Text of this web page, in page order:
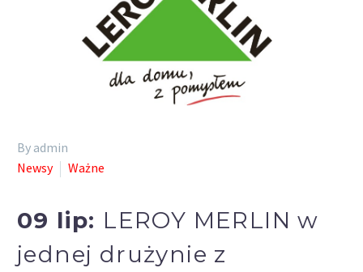
By admin
Newsy
Ważne
09 lip: LEROY MERLIN w
jednej drużynie z